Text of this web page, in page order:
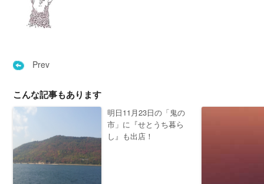
Prev
こんな記事もあります
明日11月23日の「鬼の
市」に『せとうち暮ら
し』も出店！